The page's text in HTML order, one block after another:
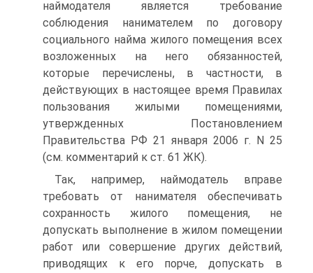
наймодателя является требование
соблюдения нанимателем по договору
социального найма жилого помещения всех
возложенных на него обязанностей,
которые перечислены, в частности, в
действующих в настоящее время Правилах
пользования жилыми помещениями,
утвержденных Постановлением
Правительства РФ 21 января 2006 г. N 25
(см. комментарий к ст. 61 ЖК).
Так, например, наймодатель вправе
требовать от нанимателя обеспечивать
сохранность жилого помещения, не
допускать выполнение в жилом помещении
работ или совершение других действий,
приводящих к его порче, допускать в